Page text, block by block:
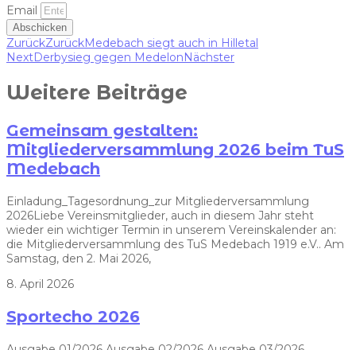
Email
Abschicken
ZurückZurückMedebach siegt auch in Hilletal
NextDerbysieg gegen MedelonNächster
Weitere Beiträge
Gemeinsam gestalten:
Mitgliederversammlung 2026 beim TuS
Medebach
Einladung_Tagesordnung_zur Mitgliederversammlung
2026Liebe Vereinsmitglieder, auch in diesem Jahr steht
wieder ein wichtiger Termin in unserem Vereinskalender an:
die Mitgliederversammlung des TuS Medebach 1919 e.V.. Am
Samstag, den 2. Mai 2026,
8. April 2026
Sportecho 2026